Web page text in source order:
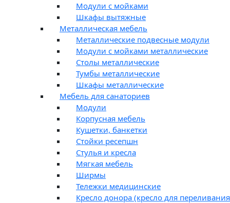
Модули с мойками
Шкафы вытяжные
Металлическая мебель
Металлические подвесные модули
Модули с мойками металлические
Столы металлические
Тумбы металлические
Шкафы металлические
Мебель для санаториев
Модули
Корпусная мебель
Кушетки, банкетки
Стойки ресепшн
Стулья и кресла
Мягкая мебель
Ширмы
Тележки медицинские
Кресло донора (кресло для переливания